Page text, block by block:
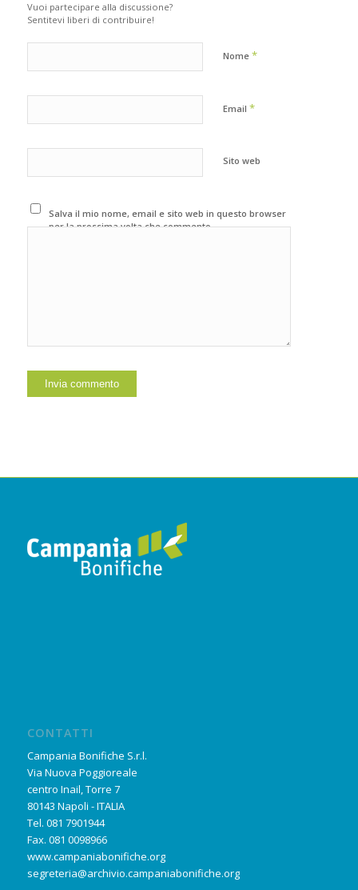
Vuoi partecipare alla discussione?
Sentitevi liberi di contribuire!
Nome *
Email *
Sito web
Salva il mio nome, email e sito web in questo browser
per la prossima volta che commento.
CONTATTI
Campania Bonifiche S.r.l.
Via Nuova Poggioreale
centro Inail, Torre 7
80143 Napoli - ITALIA
Tel. 081 7901944
Fax. 081 0098966
www.campaniabonifiche.org
segreteria@archivio.campaniabonifiche.org